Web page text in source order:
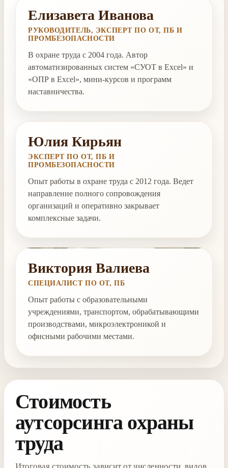
Елизавета Иванова
РУКОВОДИТЕЛЬ, ЭКСПЕРТ ПО ОТ, ПБ И
ПРОМБЕЗОПАСНОСТИ
В охране труда с 2004 года. Автор
автоматизированных систем «СУОТ в Excel» и
«ОПР в Excel», мини-курсов и программ
наставничества.
Юлия Кирьян
ЭКСПЕРТ ПО ОТ, ПБ И
ПРОМБЕЗОПАСНОСТИ
Опыт работы в охране труда с 2012 года. Ведет
направление полного сопровождения
организаций и оперативно закрывает
комплексные задачи.
Виктория Валиева
СПЕЦИАЛИСТ ПО ОТ, ПБ
Опыт работы с образовательными
учреждениями, транспортом, обрабатывающими
производствами, микроэлектроникой и
офисными рабочими местами.
Стоимость
аутсорсинга охраны
труда